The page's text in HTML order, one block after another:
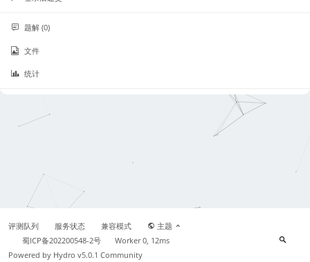
题解 (0)
文件
统计
评测队列 服务状态 兼容模式
主题
蜀ICP备202200548-2号
Worker 0, 12ms
Powered by Hydro v5.0.1 Community